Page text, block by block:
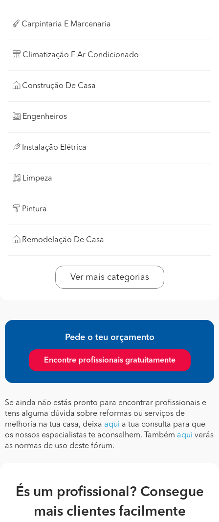
Carpintaria E Marcenaria
Climatização E Ar Condicionado
Construção De Casa
Engenheiros
Instalação Elétrica
Limpeza
Pintura
Remodelação De Casa
Ver mais categorias
Pede o teu orçamento
Encontre profissionais gratuitamente
Se ainda não estás pronto para encontrar profissionais e
tens alguma dúvida sobre reformas ou serviços de
melhoria na tua casa, deixa aqui a tua consulta para que
os nossos especialistas te aconselhem. Também aqui verás
as normas de uso deste fórum.
És um profissional? Consegue
mais clientes facilmente